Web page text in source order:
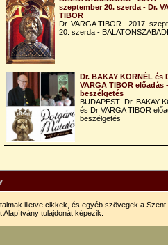
szeptember 20. szerda - Dr.
TIBOR
Dr. VARGA TIBOR - 2017.
20. szerda - BALATONSZABADI
Dr. BAKAY KORNÉL és
VARGA TIBOR előadás -
beszélgetés
BUDAPEST- Dr. BAKAY
és Dr VARGA TIBOR
beszélgetés
illetve cikkek, és egyéb szövegek a Szent
Alapítvány tulajdonát képezik.